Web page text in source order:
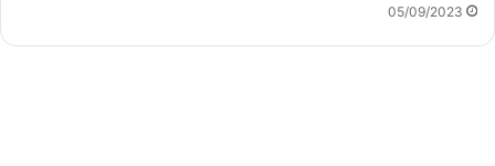
05/09/2023